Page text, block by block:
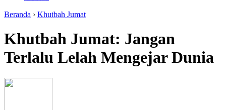
Beranda › Khutbah Jumat
Khutbah Jumat: Jangan
Terlalu Lelah Mengejar Dunia